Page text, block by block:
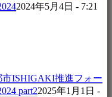
2024年5月4日 - 7:21
ISHIGAKI推進フォー
part22025年1月1日 -